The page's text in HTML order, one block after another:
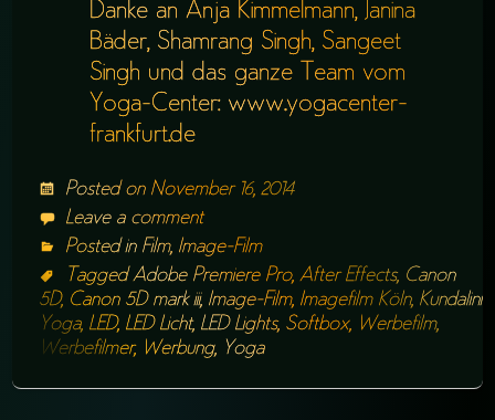
Danke an Anja Kimmelmann, Janina
Bäder, Shamrang Singh, Sangeet
Singh und das ganze Team vom
Yoga-Center: www.yogacenter-
frankfurt.de
Posted on November 16, 2014
Leave a comment
Posted in Film, Image-Film
TaggedAdobe Premiere Pro,After Effects, Canon
5D, Canon 5D mark iii, Image-Film, Imagefilm Köln, Kundalini
Yoga, LED, LED Licht, LED Lights, Softbox, Werbefilm,
Werbefilmer, Werbung, Yoga